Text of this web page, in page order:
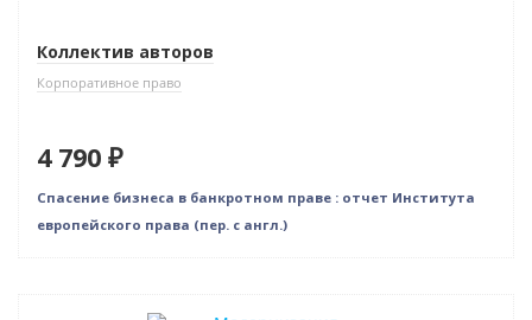
Коллектив авторов
Корпоративное право
4 790 ₽
Спасение бизнеса в банкротном праве : отчет Института
европейского права (пер. с англ.)